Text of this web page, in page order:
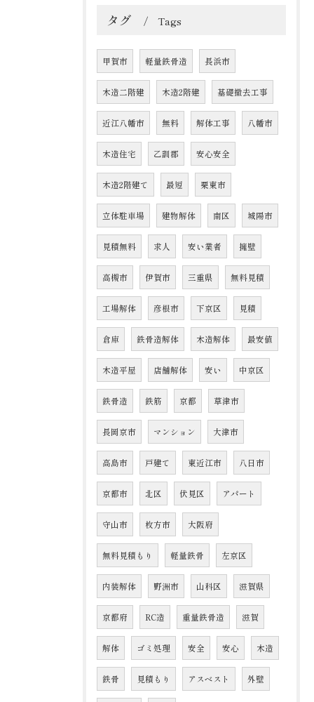
タグ Tags
甲賀市 軽量鉄骨造 長浜市
木造二階建 木造2階建 基礎撤去工事
近江八幡市 無料 解体工事 八幡市
木造住宅 乙訓郡 安心安全
木造2階建て 最短 栗東市
立体駐車場 建物解体 南区 城陽市
見積無料 求人 安い業者 擁壁
高槻市 伊賀市 三重県 無料見積
工場解体 彦根市 下京区 見積
倉庫 鉄骨造解体 木造解体 最安値
木造平屋 店舗解体 安い 中京区
鉄骨造 鉄筋 京都 草津市
長岡京市 マンション 大津市
高島市 戸建て 東近江市 八日市
京都市 北区 伏見区 アパート
守山市 枚方市 大阪府
無料見積もり 軽量鉄骨 左京区
内装解体 野洲市 山科区 滋賀県
京都府 RC造 重量鉄骨造 滋賀
解体 ゴミ処理 安全 安心 木造
鉄骨 見積もり アスベスト 外壁